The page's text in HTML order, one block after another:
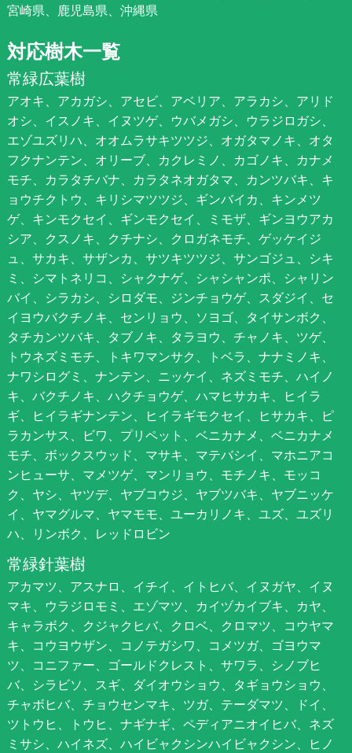
宮崎県、鹿児島県、沖縄県
対応樹木一覧
常緑広葉樹
アオキ、アカガシ、アセビ、アベリア、アラカシ、アリド
オシ、イスノキ、イヌツゲ、ウバメガシ、ウラジロガシ、
エゾユズリハ、オオムラサキツツジ、オガタマノキ、オタ
フクナンテン、オリーブ、カクレミノ、カゴノキ、カナメ
モチ、カラタチバナ、カラタネオガタマ、カンツバキ、キ
ョウチクトウ、キリシマツツジ、ギンバイカ、キンメツ
ゲ、キンモクセイ、ギンモクセイ、ミモザ、ギンヨウアカ
シア、クスノキ、クチナシ、クロガネモチ、ゲッケイジ
ュ、サカキ、サザンカ、サツキツツジ、サンゴジュ、シキ
ミ、シマトネリコ、シャクナゲ、シャシャンポ、シャリン
バイ、シラカシ、シロダモ、ジンチョウゲ、スダジイ、セ
イヨウバクチノキ、センリョウ、ソヨゴ、タイサンボク、
タチカンツバキ、タブノキ、タラヨウ、チャノキ、ツゲ、
トウネズミモチ、トキワマンサク、トベラ、ナナミノキ、
ナワシログミ、ナンテン、ニッケイ、ネズミモチ、ハイノ
キ、バクチノキ、ハクチョウゲ、ハマヒサカキ、ヒイラ
ギ、ヒイラギナンテン、ヒイラギモクセイ、ヒサカキ、ピ
ラカンサス、ビワ、プリペット、ベニカナメ、ベニカナメ
モチ、ボックスウッド、マサキ、マテバシイ、マホニアコ
ンヒューサ、マメツゲ、マンリョウ、モチノキ、モッコ
ク、ヤシ、ヤツデ、ヤブコウジ、ヤブツバキ、ヤブニッケ
イ、ヤマグルマ、ヤマモモ、ユーカリノキ、ユズ、ユズリ
ハ、リンボク、レッドロビン
常緑針葉樹
アカマツ、アスナロ、イチイ、イトヒバ、イヌガヤ、イヌ
マキ、ウラジロモミ、エゾマツ、カイヅカイブキ、カヤ、
キャラボク、クジャクヒバ、クロベ、クロマツ、コウヤマ
キ、コウヨウザン、コノテガシワ、コメツガ、ゴヨウマ
ツ、コニファー、ゴールドクレスト、サワラ、シノブヒ
バ、シラビソ、スギ、ダイオウショウ、タギョウショウ、
チャボヒバ、チョウセンマキ、ツガ、テーダマツ、ドイ、
ツトウヒ、トウヒ、ナギナギ、ペディアニオイヒバ、ネズ
ミサシ、ハイネズ、ハイビャクシンハイビャクシン、ヒノ